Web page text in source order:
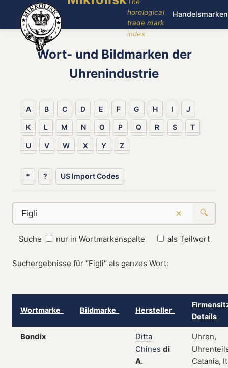
horological
trade mark
index
Handelsmarken
Wort- und Bildmarken der
Uhrenindustrie
A B C D E F G H I J
K L M N O P Q R S T
U V W X Y Z
* ? US Import Codes
× 🔍
Suche nur in Wortmarkenspalte als Teilwort
Suchergebnisse für "Figli" als ganzes Wort:
Wortmarke Bildmarke Hersteller
Details
Bondix
Ditta
Chines di
A.
Uhren,
Catania,